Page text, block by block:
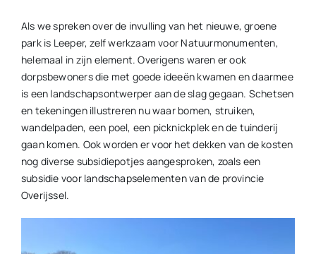
Als we spreken over de invulling van het nieuwe, groene
park is Leeper, zelf werkzaam voor Natuurmonumenten,
helemaal in zijn element. Overigens waren er ook
dorpsbewoners die met goede ideeën kwamen en daarmee
is een landschapsontwerper aan de slag gegaan. Schetsen
en tekeningen illustreren nu waar bomen, struiken,
wandelpaden, een poel, een picknickplek en de tuinderij
gaan komen. Ook worden er voor het dekken van de kosten
nog diverse subsidiepotjes aangesproken, zoals een
subsidie voor landschapselementen van de provincie
Overijssel.